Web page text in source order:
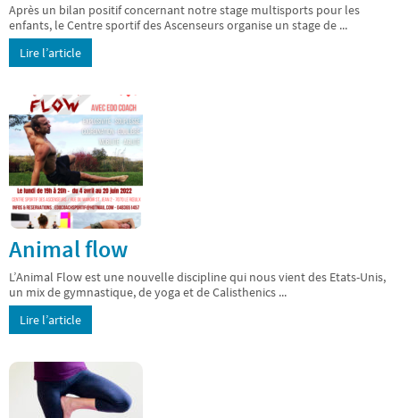
Après un bilan positif concernant notre stage multisports pour les
enfants, le Centre sportif des Ascenseurs organise un stage de ...
Lire l’article
Animal flow
L’Animal Flow est une nouvelle discipline qui nous vient des Etats-Unis,
un mix de gymnastique, de yoga et de Calisthenics ...
Lire l’article